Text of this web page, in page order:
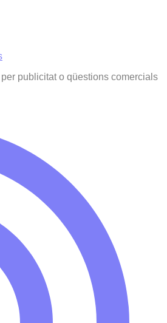
publicitat o qüestions comercials